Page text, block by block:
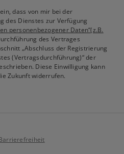
dass von mir bei der
des Dienstes zur Verfügung
personenbezogener Daten“(z.B.
des Vertrages
„Abschluss der Registrierung
(Vertragsdurchführung)“ der
Diese Einwilligung kann
Zukunft widerrufen.